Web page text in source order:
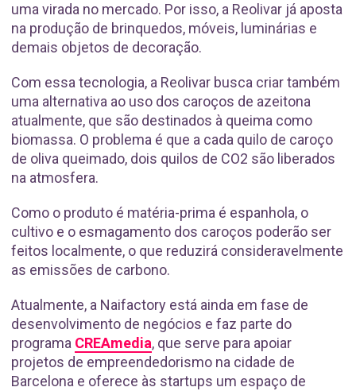
uma virada no mercado. Por isso, a Reolivar já aposta
na produção de brinquedos, móveis, luminárias e
demais objetos de decoração.
Com essa tecnologia, a Reolivar busca criar também
uma alternativa ao uso dos caroços de azeitona
atualmente, que são destinados à queima como
biomassa. O problema é que a cada quilo de caroço
de oliva queimado, dois quilos de CO2 são liberados
na atmosfera.
Como o produto é matéria-prima é espanhola, o
cultivo e o esmagamento dos caroços poderão ser
feitos localmente, o que reduzirá consideravelmente
as emissões de carbono.
Atualmente, a Naifactory está ainda em fase de
desenvolvimento de negócios e faz parte do
programa CREAmedia, que serve para apoiar
projetos de empreendedorismo na cidade de
Barcelona e oferece às startups um espaço de